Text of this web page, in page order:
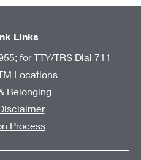
Links
for TTY/TRS Dial 711
Locations
Belonging
Process